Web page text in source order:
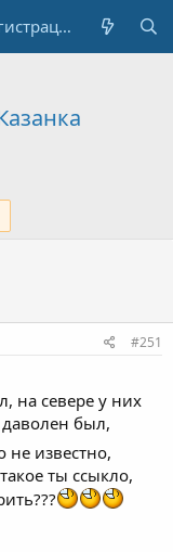
Регистрация
#251
на севере у них
был,
не известно,
ты ссыкло,